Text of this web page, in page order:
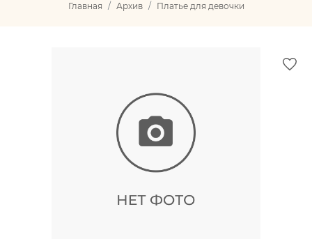
Главная Архив Платье для девочки